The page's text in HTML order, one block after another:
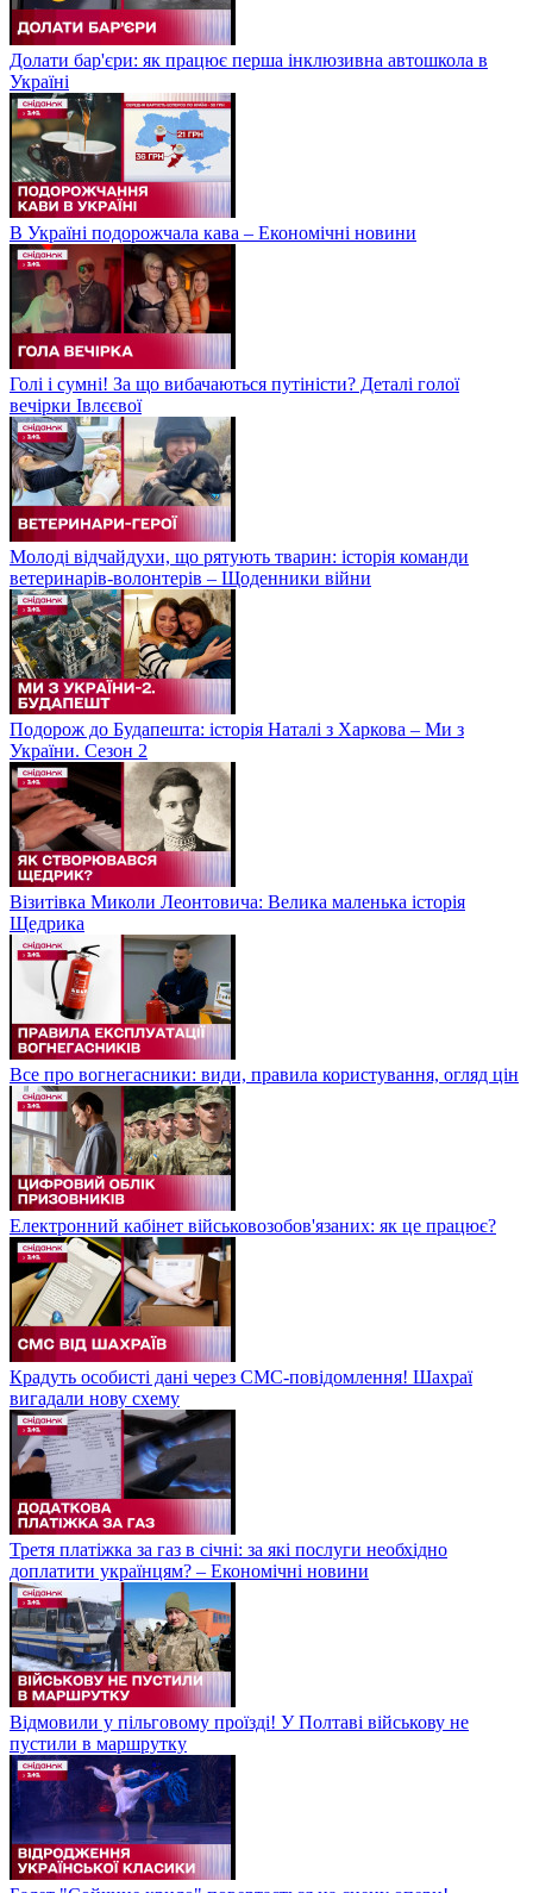
Долати бар'єри: як працює перша інклюзивна автошкола в
Україні
В Україні подорожчала кава – Економічні новини
Голі і сумні! За що вибачаються путіністи? Деталі голої
вечірки Івлєєвої
Молоді відчайдухи, що рятують тварин: історія команди
ветеринарів-волонтерів – Щоденники війни
Подорож до Будапешта: історія Наталі з Харкова – Ми з
України. Сезон 2
Візитівка Миколи Леонтовича: Велика маленька історія
Щедрика
Все про вогнегасники: види, правила користування, огляд цін
Електронний кабінет військовозобов'язаних: як це працює?
Крадуть особисті дані через СМС-повідомлення! Шахраї
вигадали нову схему
Третя платіжка за газ в січні: за які послуги необхідно
доплатити українцям? – Економічні новини
Відмовили у пільговому проїзді! У Полтаві військову не
пустили в маршрутку